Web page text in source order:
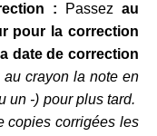
: Passez au
pour la correction
date de correction
au crayon la note en
un -) pour plus tard.
copies corrigées les